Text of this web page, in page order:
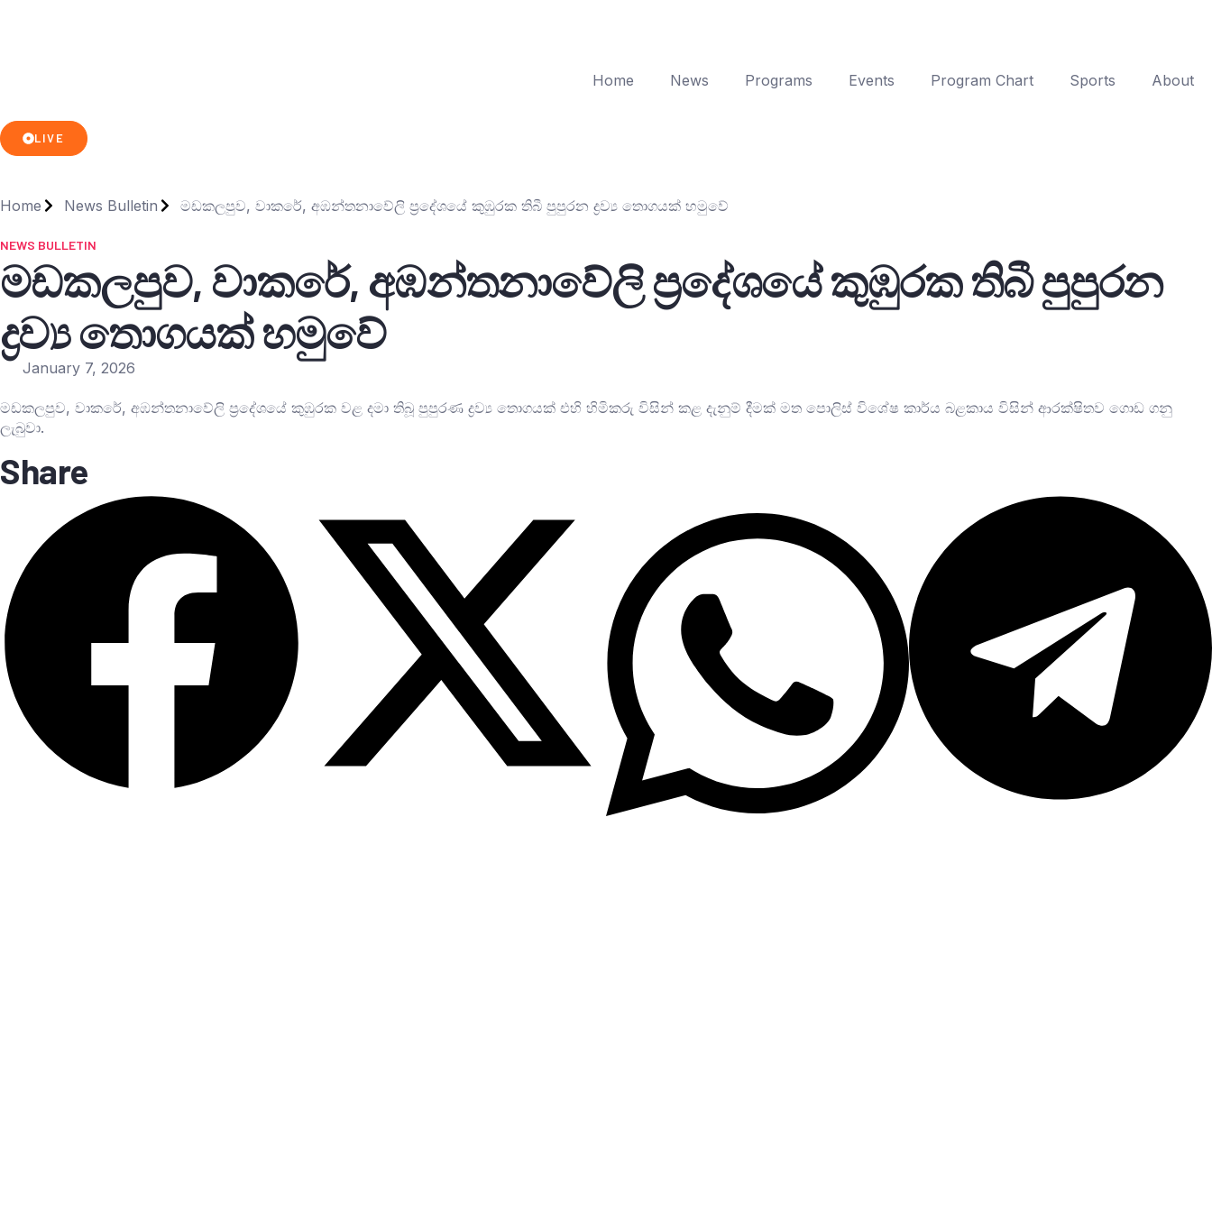
Home News Programs Events Program Chart Sports About
LIVE
Home News Bulletin මඩකලපුව, වාකරේ, අඹන්තනාවේලි ප්‍රදේශයේ කුඹුරක තිබී පුපුරන ද්‍රව්‍ය තොගයක් හමුවේ
NEWS BULLETIN
මඩකලපුව, වාකරේ, අඹන්තනාවේලි ප්‍රදේශයේ කුඹුරක තිබී පුපුරන
ද්‍රව්‍ය තොගයක් හමුවේ
January 7, 2026
මඩකලපුව, වාකරේ, අඹන්තනාවේලි ප්‍රදේශයේ කුඹුරක වළ දමා තිබූ පුපුරණ ද්‍රව්‍ය තොගයක් එහි හිමිකරු විසින් කළ දැනුම් දීමක් මත පොලිස් විශේෂ කාර්ය බළකාය විසින් ආරක්ෂිතව ගොඩ ගනු
ලැබුවා.
Share